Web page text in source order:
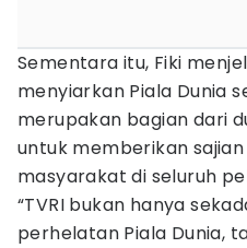
Sementara itu, Fiki
menyiarkan Piala Dunia
merupakan bagian dari
untuk memberikan
masyarakat di seluruh
“TVRI bukan hanya
perhelatan Piala Dunia,